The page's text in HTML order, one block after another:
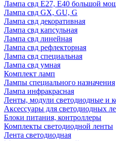
Лампа свд E27, Е40 большой
Лампа свд GX, GU, G
Лампа свд декоративная
Лампа свд капсульная
Лампа свд линейная
Лампа свд рефлекторная
Лампа свд специальная
Лампа свд умная
Комплект ламп
Лампы специального назначения
Лампа инфракрасная
Ленты, модули светодиодные и
Аксессуары для светодиодных
Блоки питания, контроллеры
Комплекты светодиодной ленты
Лента светодиодная